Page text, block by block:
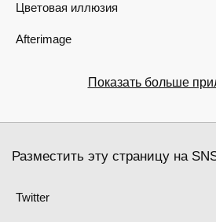
Цветовая иллюзия
Afterimage
Показать больше
Разместить эту страницу на
Twitter